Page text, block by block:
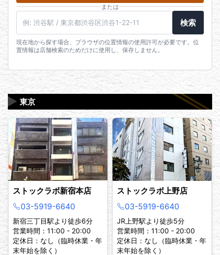
または
検索
現在地から探す場合、ブラウザの位置情報の使用許可が必要です。位
置情報は店舗検索のためだけに使用し、保存しません。
東京
▶
ストックラボ新宿本店
03-5919-6640
新宿三丁目駅より徒歩6分
営業時間：11:00 - 20:00
定休日：なし（臨時休業・年
末年始を除く）
ストックラボ上野店
03-5919-6640
JR上野駅より徒歩5分
営業時間：11:00 - 20:00
定休日：なし（臨時休業・年
末年始を除く）